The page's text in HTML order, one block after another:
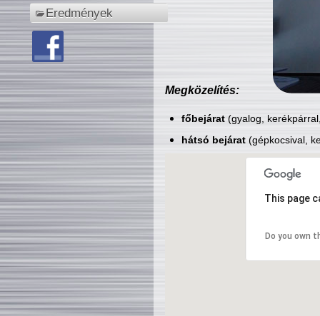
Eredmények
Megközelítés:
főbejárat(gyalog,
hátsó bejárat(gépkocsival,
This page
Do you own